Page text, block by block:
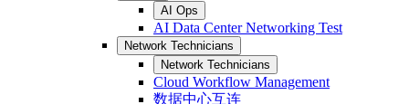
AI Ops
AI Data Center Networking Test
Network Technicians
Network Technicians
Cloud Workflow Management
数据中心互连